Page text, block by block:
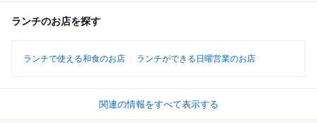
ランチのお店を探す
ランチで使える和食のお店 ランチができる日曜営業のお店
関連の情報をすべて表示する